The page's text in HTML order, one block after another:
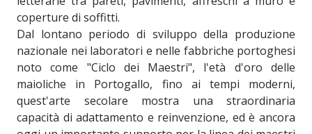
coperture di soffitti.
Dal lontano periodo di sviluppo della produzione
nazionale nei laboratori e nelle fabbriche portoghesi
noto come "Ciclo dei Maestri", l'età d'oro delle
maioliche in Portogallo, fino ai tempi moderni,
quest'arte secolare mostra una straordinaria
capacità di adattamento e reinvenzione, ed è ancora